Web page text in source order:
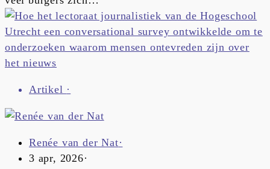
Artikel ·
Renée van der Nat·
3 apr, 2026·